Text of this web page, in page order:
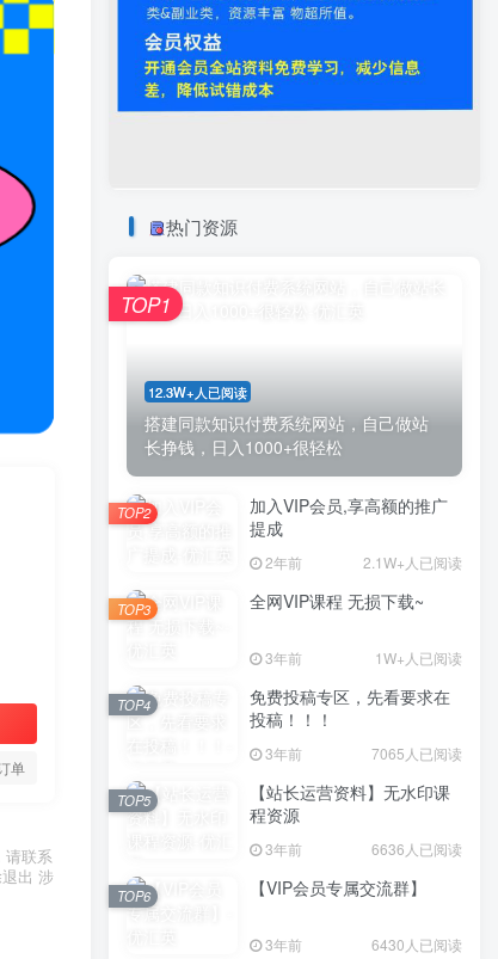
单
请联系
出 涉
热门资源
12.3W+人已阅读
搭建同款知识付费系统网站，自己做站
长挣钱，日入1000+很轻松
TOP1
加入VIP会员,享高额的推广
提成
2年前 2.1W+人已阅读
TOP2
全网VIP课程 无损下载~
3年前 1W+人已阅读
TOP3
免费投稿专区，先看要求在
投稿！！！
3年前 7065人已阅读
TOP4
【站长运营资料】无水印课
程资源
3年前 6636人已阅读
TOP5
【VIP会员专属交流群】
3年前 6430人已阅读
TOP6